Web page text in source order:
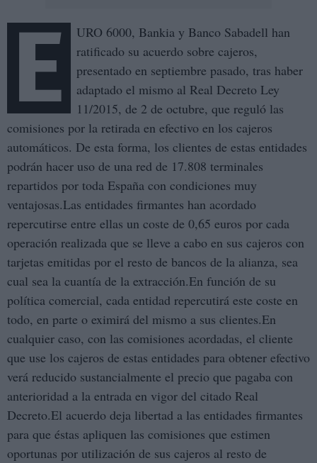
E
URO 6000, Bankia y Banco Sabadell han
ratificado su acuerdo sobre cajeros,
presentado en septiembre pasado, tras haber
adaptado el mismo al Real Decreto Ley
11/2015, de 2 de octubre, que reguló las
comisiones por la retirada en efectivo en los cajeros
automáticos. De esta forma, los clientes de estas entidades
podrán hacer uso de una red de 17.808 terminales
repartidos por toda España con condiciones muy
ventajosas.Las entidades firmantes han acordado
repercutirse entre ellas un coste de 0,65 euros por cada
operación realizada que se lleve a cabo en sus cajeros con
tarjetas emitidas por el resto de bancos de la alianza, sea
cual sea la cuantía de la extracción.En función de su
política comercial, cada entidad repercutirá este coste en
todo, en parte o eximirá del mismo a sus clientes.En
cualquier caso, con las comisiones acordadas, el cliente
que use los cajeros de estas entidades para obtener efectivo
verá reducido sustancialmente el precio que pagaba con
anterioridad a la entrada en vigor del citado Real
Decreto.El acuerdo deja libertad a las entidades firmantes
para que éstas apliquen las comisiones que estimen
oportunas por utilización de sus cajeros al resto de